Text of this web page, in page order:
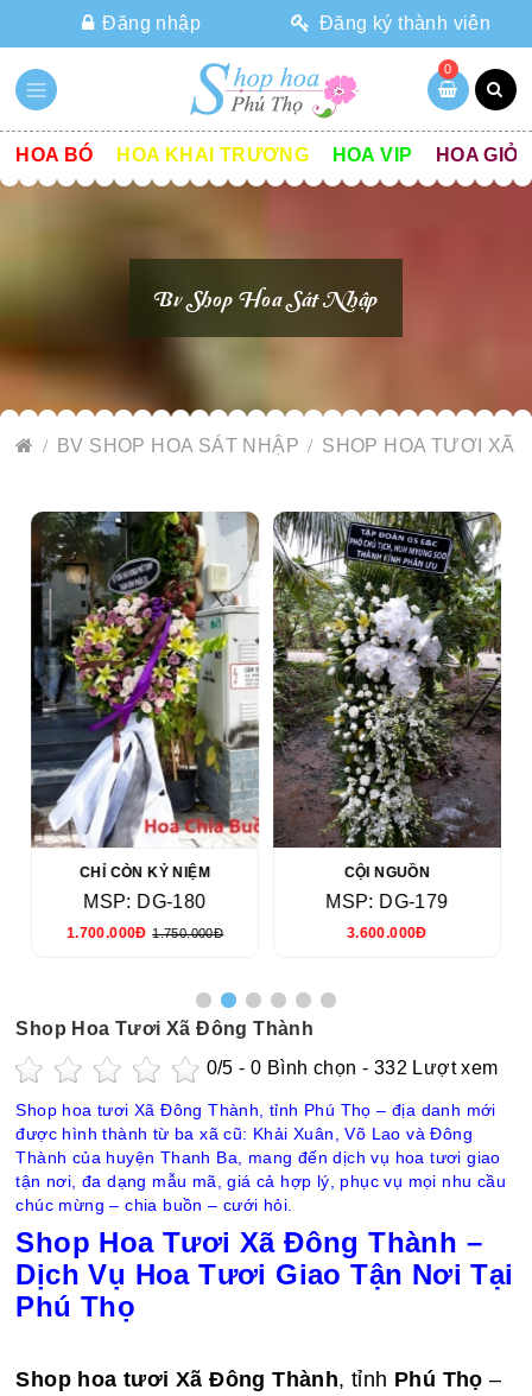
Đăng nhập Đăng ký thành viên
0
HOA BÓ HOA KHAI TRƯƠNG HOA VIP HOA GIỎ
Bv Shop Hoa Sát Nhập
BV SHOP HOA SÁT NHẬP SHOP HOA TƯƠI XÃ
CHỈ CÒN KỶ NIỆM
MSP: DG-180
1.700.000Đ 1.750.000Đ
CỘI NGUỒN
MSP: DG-179
3.600.000Đ
Shop Hoa Tươi Xã Đông Thành
0/5 -0 Bình chọn - 332 Lượt xem
Shop hoa tươi Xã Đông Thành, tỉnh Phú Thọ – địa danh mới
được hình thành từ ba xã cũ: Khải Xuân, Võ Lao và Đông
Thành của huyện Thanh Ba, mang đến dịch vụ hoa tươi giao
tận nơi, đa dạng mẫu mã, giá cả hợp lý, phục vụ mọi nhu cầu
chúc mừng – chia buồn – cưới hỏi.
Shop Hoa Tươi Xã Đông Thành –
Dịch Vụ Hoa Tươi Giao Tận Nơi Tại
Phú Thọ
Shop hoa tươi Xã Đông Thành, tỉnh Phú Thọ –